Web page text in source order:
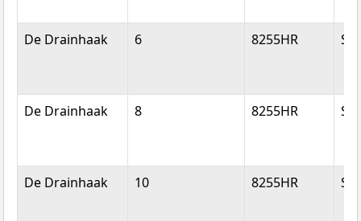
De Drainhaak 6 8255HR
De Drainhaak 8 8255HR
De Drainhaak 10 8255HR